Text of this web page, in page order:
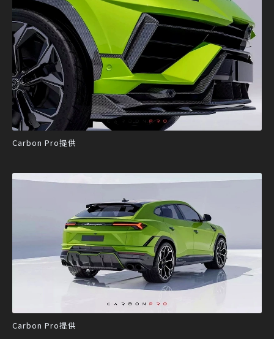
Carbon Pro提供
Carbon Pro提供